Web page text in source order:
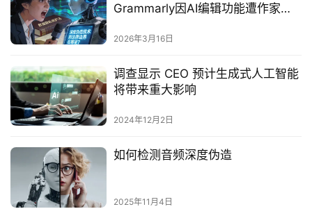
Grammarly因AI编辑功能遭作家集
2026年3月16日
调查显示 CEO 预计生成式人工智能
将带来重大影响
2024年12月2日
如何检测音频深度伪造
2025年11月4日